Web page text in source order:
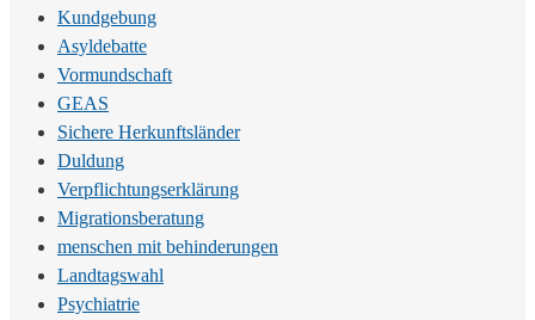
Kundgebung
Asyldebatte
Vormundschaft
GEAS
Sichere Herkunftsländer
Duldung
Verpflichtungserklärung
Migrationsberatung
menschen mit behinderungen
Landtagswahl
Psychiatrie